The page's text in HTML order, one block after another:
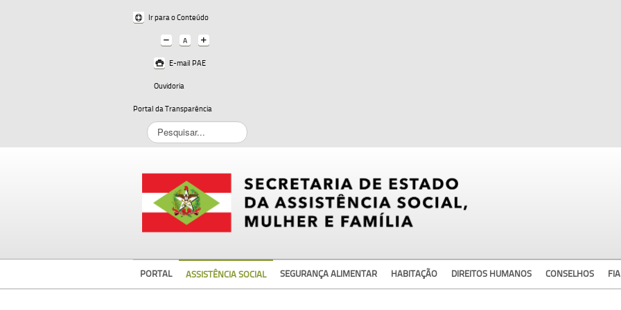
Ir para o Conteúdo
E-mail PAE
Ouvidoria
Portal da Transparência
Pesquisar...
PORTAL ASSISTÊNCIA SOCIAL SEGURANÇA ALIMENTAR HABITAÇÃO DIREITOS HUMANOS CONSELHOS FIA